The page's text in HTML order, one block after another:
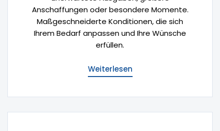
Anschaffungen oder besondere Momente.
Maßgeschneiderte Konditionen, die sich
Ihrem Bedarf anpassen und Ihre Wünsche
erfüllen.
Weiterlesen